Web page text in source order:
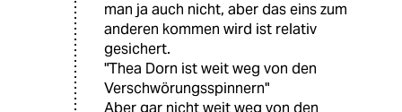
man ja auch nicht, aber das eins zum
anderen kommen wird ist relativ
gesichert.
"Thea Dorn ist weit weg von den
Verschwörungsspinnern"
Aber gar nicht weit weg von den